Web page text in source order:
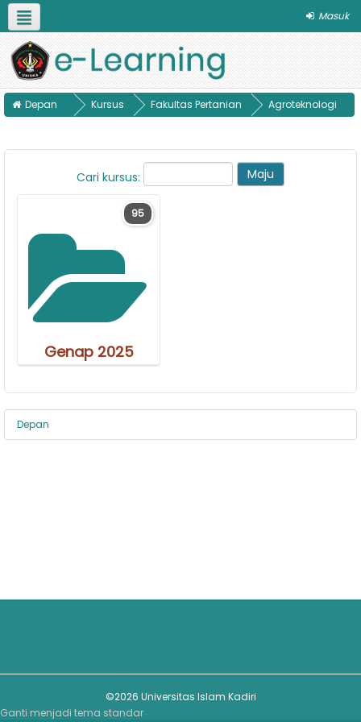
Masuk
Bahasa Indonesia ‎(id)‎ Pilih Program Studi
Panduan
Depan
Kursus Fakultas Pertanian Agroteknologi
Cari kursus:
95
Genap 2025
Depan
©2026 Universitas Islam Kadiri
Ganti menjadi tema standar